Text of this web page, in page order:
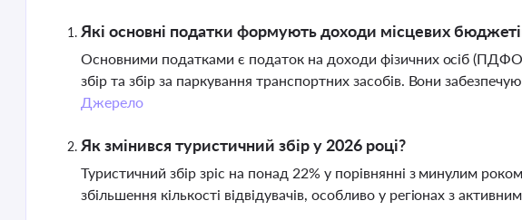
Які основні податки формують доходи місцевих
Основними податками є податок на доходи фізичних осіб
збір та збір за паркування транспортних засобів. Вони
Джерело
Як змінився туристичний збір у 2026 році?
Туристичний збір зріс на понад 22% у порівнянні з минулим
збільшення кількості відвідувачів, особливо у регіонах з